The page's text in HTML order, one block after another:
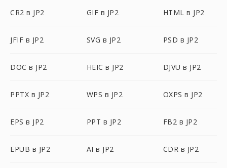
CR2 в JP2 GIF в JP2 HTML в JP2
JFIF в JP2 SVG в JP2 PSD в JP2
DOC в JP2 HEIC в JP2 DJVU в JP2
PPTX в JP2 WPS в JP2 OXPS в JP2
EPS в JP2 PPT в JP2 FB2 в JP2
EPUB в JP2 AI в JP2 CDR в JP2